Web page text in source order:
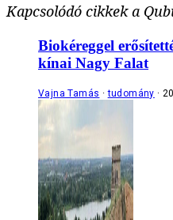
Kapcsolódó cikkek a
Biokéreggel
kínai Nagy Falat
Vajna Tamás tudomány